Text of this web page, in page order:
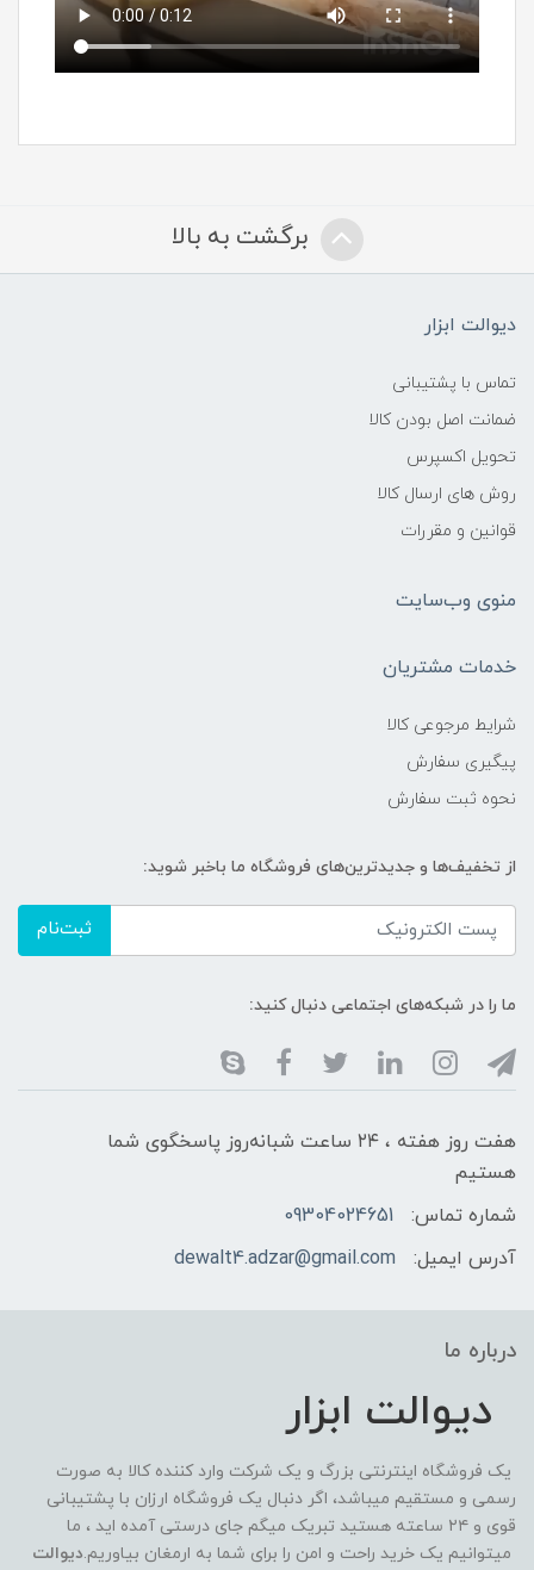
برگشت به بالا
دیوالت ابزار
تماس با پشتیبانی
ضمانت اصل بودن کالا
تحویل اکسپرس
روش های ارسال کالا
قوانین و مقررات
منوی وب‌سایت
خدمات مشتریان
شرایط مرجوعی کالا
پیگیری سفارش
نحوه ثبت سفارش
از تخفیف‌ها و جدیدترین‌های فروشگاه ما باخبر شوید:
ثبت‌نام
ما را در شبکه‌های اجتماعی دنبال کنید:
هفت روز هفته ، ۲۴ ساعت شبانه‌روز پاسخگوی شما
هستیم
شماره تماس:
09304024651
آدرس ایمیل:
dewalt4.adzar@gmail.com
درباره ما
دیوالت ابزار
یک فروشگاه اینترنتی بزرگ و یک شرکت وارد کننده کالا به صورت
رسمی و مستقیم میباشد، اگر دنبال یک فروشگاه ارزان با پشتیبانی
قوی و ۲۴ ساعته هستید تبریک میگم جای درستی آمده اید ، ما
میتوانیم یک خرید راحت و امن را برای شما به ارمغان بیاوریم.دیوالت